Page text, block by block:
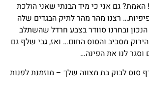
האמת? גם אני כי מיד הבנתי שאני הולכת
רצנו מהר מהר לתיק הבגדים שלה
ובחרנו סוודר בצבע חרדל שהשתלב
מסביב והסוס החום… ואז, גבי שלף גם
וסגר לנו את הפינה…
סוס לבוק בת מצווה שלך – מוזמנת לפנות